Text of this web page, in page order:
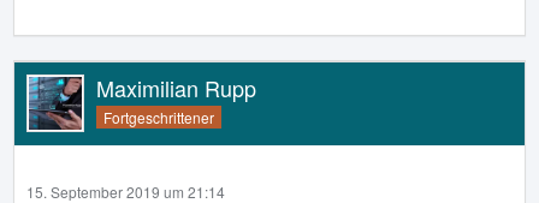
Maximilian Rupp
Fortgeschrittener
15. September 2019 um 21:14